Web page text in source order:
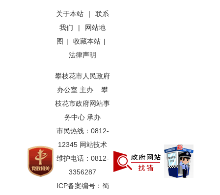
关于本站 |
联系
我们
|
网站地
图 | 收藏本站 |
法律声明
攀枝花市人民政府
办公室 主办 攀
枝花市政府网站事
务中心 承办
市民热线：0812-
12345 网站技术
维护电话：0812-
3356287
ICP备案编号：蜀